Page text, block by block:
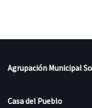
Agrupación Municipal
Casa del Pueblo